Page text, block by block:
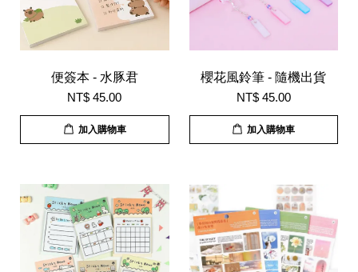
便簽本 - 水豚君
NT$ 45.00
加入購物車
櫻花風鈴筆 - 隨機出貨
NT$ 45.00
加入購物車